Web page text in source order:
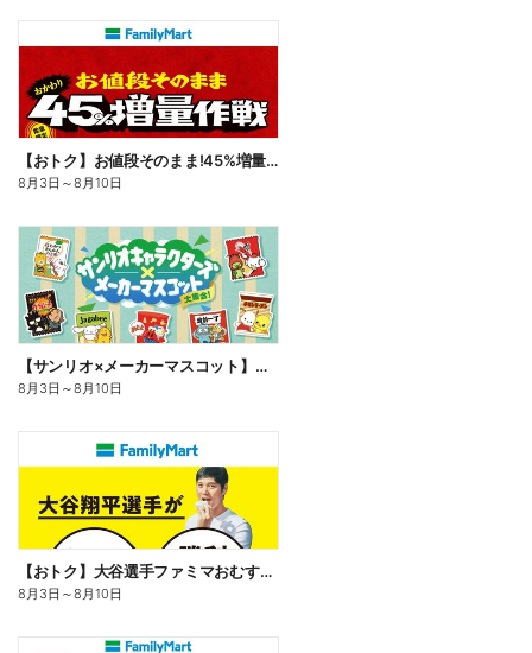
【おトク】お値段そのまま!45%増量作戦!
8月3日 ～8月10日
【サンリオ×メーカーマスコット】オリジナルグッズ貰える!
8月3日 ～8月10日
【おトク】大谷選手ファミマおむすび割
8月3日 ～8月10日